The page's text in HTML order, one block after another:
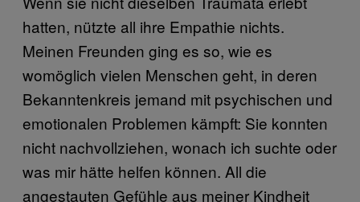
hatten, nützte all ihre Empathie nichts.
Meinen Freunden ging es so, wie es
womöglich vielen Menschen geht, in deren
Bekanntenkreis jemand mit psychischen und
emotionalen Problemen kämpft: Sie konnten
nicht nachvollziehen, wonach ich suchte oder
was mir hätte helfen können. All die
angestauten Gefühle aus meiner Kindheit